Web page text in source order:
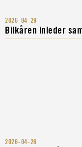
2026-04-29
Bilkåren inleder
2026-04-26